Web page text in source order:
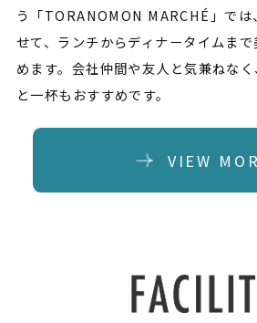
う「TORANOMON MARCHÉ」では
せて、ランチからディナータイムま
めます。会社仲間や友人と気兼ねな
と一杯もおすすめです。
VIEW